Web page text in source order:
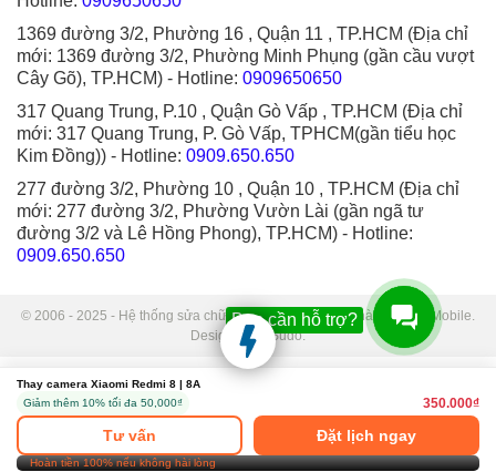
1369 đường 3/2, Phường 16 , Quận 11 , TP.HCM (Địa chỉ
mới: 1369 đường 3/2, Phường Minh Phụng (gần cầu vượt
Cây Gõ), TP.HCM) - Hotline: 0909650650
317 Quang Trung, P.10 , Quận Gò Vấp , TP.HCM (Địa chỉ
mới: 317 Quang Trung, P. Gò Vấp, TPHCM(gần tiểu học
Kim Đồng)) - Hotline: 0909.650.650
277 đường 3/2, Phường 10 , Quận 10 , TP.HCM (Địa chỉ
mới: 277 đường 3/2, Phường Vườn Lài (gần ngã tư
đường 3/2 và Lê Hồng Phong), TP.HCM) - Hotline:
0909.650.650
© 2006 - 2025 - Hệ thống sửa chữa điện thoại di động Thành Trung Mobile.
Designed by Sudo.
Thay camera Xiaomi Redmi 8 | 8A
Giảm thêm 10% tối đa 50,000₫
350.000₫
Tư vấn Đặt lịch ngay
Hoàn tiền 100% nếu không hài lòng
Bạn cần hỗ trợ?